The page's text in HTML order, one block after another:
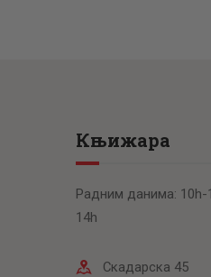
Књижара
Радним данима: 10h-
14h
Скадарска 45